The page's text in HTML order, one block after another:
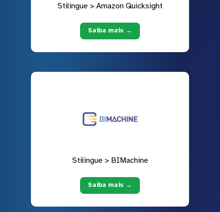
Stilingue > Amazon Quicksight
Saiba mais →
Stilingue > BIMachine
Saiba mais →